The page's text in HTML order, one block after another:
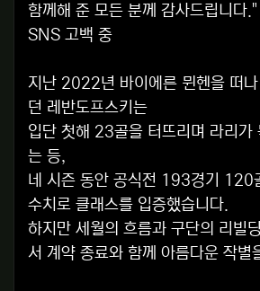
함께해 준 모든 분께 감사드립니다
SNS 고백 중
지난 2022년 바이에른 뮌헨을 떠
던 레반도프스키는
입단 첫해 23골을 터뜨리며 라리가
는 등,
네 시즌 동안 공식전 193경기 120
수치로 클래스를 입증했습니다.
하지만 세월의 흐름과 구단의 리빌
서 계약 종료와 함께 아름다운 작별